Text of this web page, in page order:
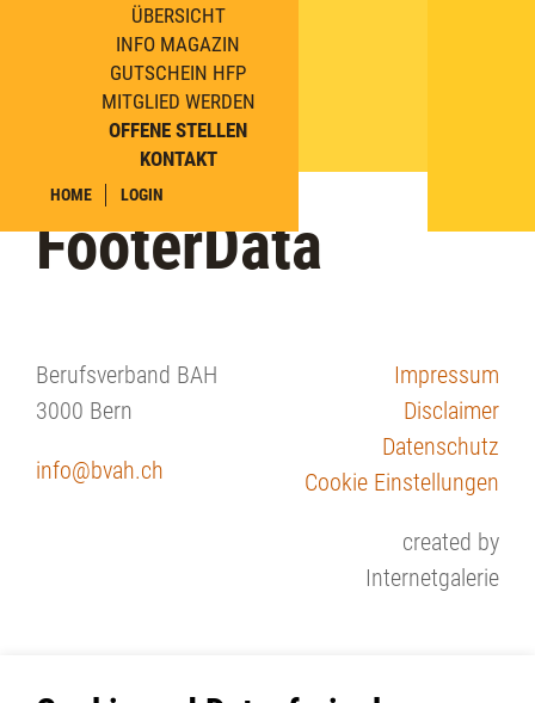
ÜBERSICHT
INFO MAGAZIN
GUTSCHEIN HFP
MITGLIED WERDEN
OFFENE STELLEN
KONTAKT
HOME LOGIN
FooterData
Berufsverband BAH
3000 Bern
info bvah.ch
Impressum
Disclaimer
Datenschutz
Cookie Einstellungen
created by
Internetgalerie